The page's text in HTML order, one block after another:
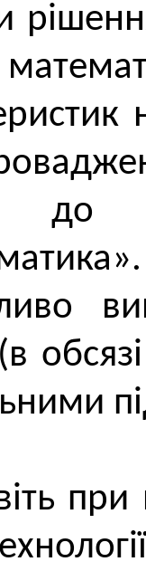
до
при